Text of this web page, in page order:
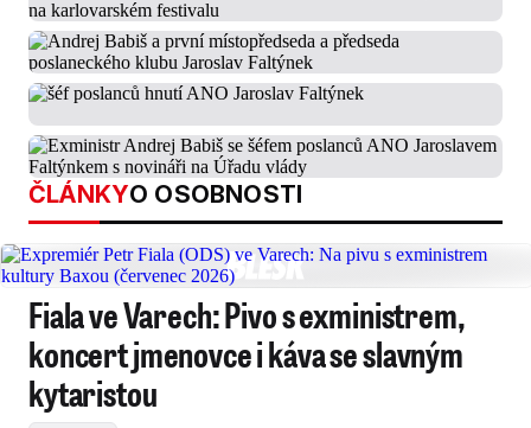
ČLÁNKYO OSOBNOSTI
Fiala ve Varech: Pivo s exministrem,
koncert jmenovce i káva se slavným
kytaristou